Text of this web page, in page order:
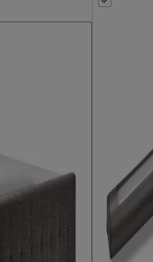
Luxe 250
pocketveer
polyether SG25